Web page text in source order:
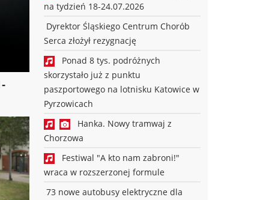
na tydzień 18-24.07.2026
Dyrektor Śląskiego Centrum Chorób
Serca złożył rezygnację
Ponad 8 tys. podróżnych
skorzystało już z punktu
paszportowego na lotnisku Katowice w
Pyrzowicach
Hanka. Nowy tramwaj z
Chorzowa
Festiwal "A kto nam zabroni!"
wraca w rozszerzonej formule
73 nowe autobusy elektryczne dla